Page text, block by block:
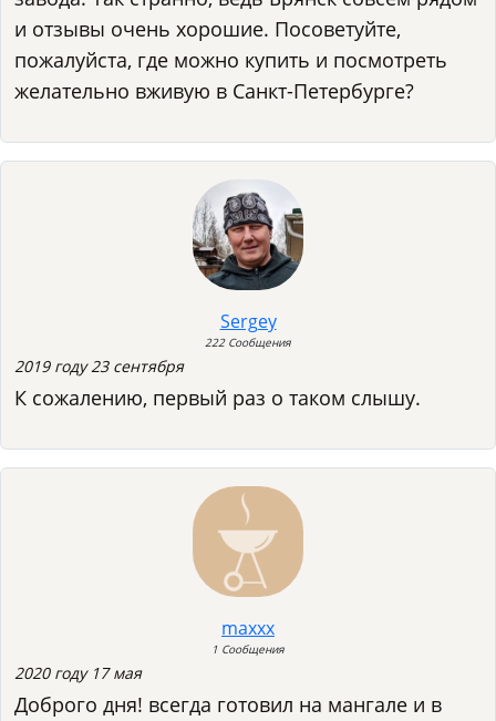
и отзывы очень хорошие. Посоветуйте,
пожалуйста, где можно купить и посмотреть
желательно вживую в Санкт-Петербурге?
Sergey
222 Сообщения
2019 году 23 сентября
К сожалению, первый раз о таком слышу.
maxxx
1 Сообщения
2020 году 17 мая
Доброго дня! всегда готовил на мангале и в